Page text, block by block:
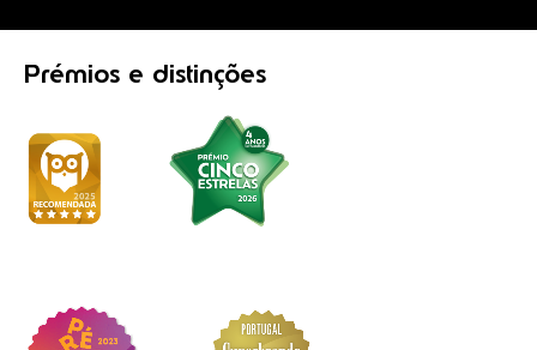
Prémios e distinções